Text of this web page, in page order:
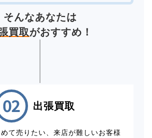
そんなあなたは
買取がおすすめ！
出張買取
て売りたい、来店が難しいお客様